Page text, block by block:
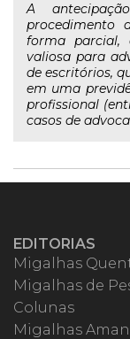
A
procedimento
forma parcial,
valiosa para
de escritórios,
em uma
profissional
casos de
EDITORIAS
Migalhas
Migalhas de
Colunas
Migalhas